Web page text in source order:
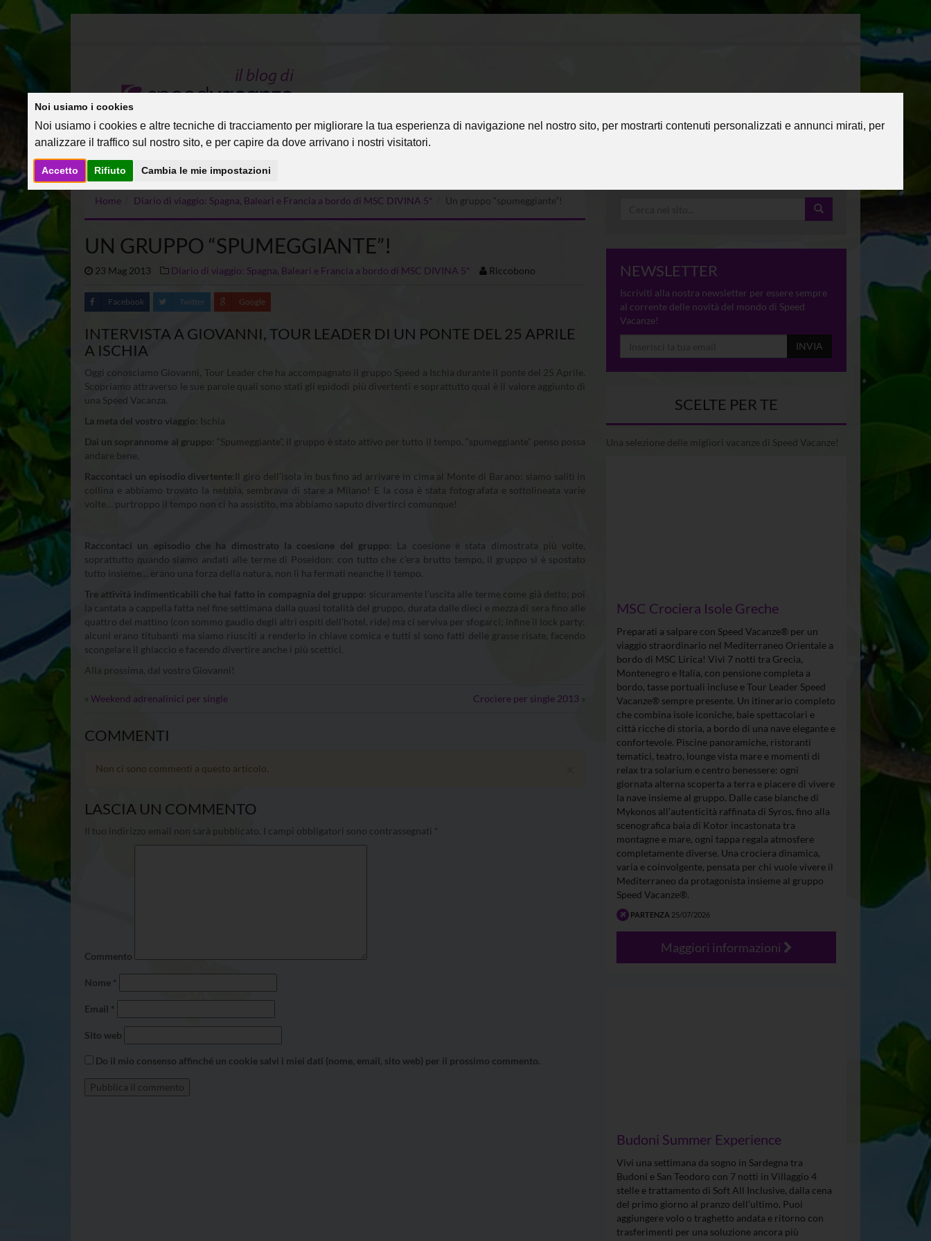
Noi usiamo i cookies
Noi usiamo i cookies e altre tecniche di tracciamento per migliorare la tua esperienza di navigazione nel nostro sito, per mostrarti contenuti personalizzati e annunci mirati, per
analizzare il traffico sul nostro sito, e per capire da dove arrivano i nostri visitatori.
Accetto Rifiuto Cambia le mie impostazioni
Home Diario di viaggio: Spagna, Baleari e Francia a bordo di MSC DIVINA 5* Un gruppo “spumeggiante”!
UN GRUPPO “SPUMEGGIANTE”!
23 Mag 2013 Diario di viaggio: Spagna, Baleari e Francia a bordo di MSC DIVINA 5* Riccobono
Facebook Twitter Google
INTERVISTA A GIOVANNI, TOUR LEADER DI UN PONTE DEL 25 APRILE
A ISCHIA
Oggi conosciamo Giovanni, Tour Leader che ha accompagnato il gruppo Speed a Ischia durante il ponte del 25 Aprile.
Scopriamo attraverso le sue parole quali sono stati gli epidodi più divertenti e soprattutto qual è il valore aggiunto di
una Speed Vacanza.
La meta del vostro viaggio: Ischia
Dai un soprannome al gruppo: “Spumeggiante”, il gruppo è stato attivo per tutto il tempo, “spumeggiante” penso possa
andare bene.
Raccontaci un episodio divertente:Il giro dell’isola in bus fino ad arrivare in cima al Monte di Barano: siamo saliti in
collina e abbiamo trovato la nebbia, sembrava di stare a Milano! E la cosa è stata fotografata e sottolineata varie
volte… purtroppo il tempo non ci ha assistito, ma abbiamo saputo divertirci comunque!
Raccontaci un episodio che ha dimostrato la coesione del gruppo: La coesione è stata dimostrata più volte,
soprattutto quando siamo andati alle terme di Poseidon: con tutto che c’era brutto tempo, il gruppo si è spostato
tutto insieme… erano una forza della natura, non li ha fermati neanche il tempo.
Tre attività indimenticabili che hai fatto in compagnia del gruppo: sicuramente l’uscita alle terme come già detto; poi
la cantata a cappella fatta nel fine settimana dalla quasi totalità del gruppo, durata dalle dieci e mezza di sera fino alle
quattro del mattino (con sommo gaudio degli altri ospiti dell’hotel, ride) ma ci serviva per sfogarci; infine il lock party:
alcuni erano titubanti ma siamo riusciti a renderlo in chiave comica e tutti si sono fatti delle grasse risate, facendo
scongelare il ghiaccio e facendo divertire anche i più scettici.
Alla prossima, dal vostro Giovanni!
« Weekend adrenalinici per single Crociere per single 2013 »
COMMENTI
Non ci sono commenti a questo articolo.
LASCIA UN COMMENTO
Il tuo indirizzo email non sarà pubblicato. I campi obbligatori sono contrassegnati *
Commento
Nome *
Email *
Sito web
Do il mio consenso affinché un cookie salvi i miei dati (nome, email, sito web) per il prossimo commento.
NEWSLETTER
Iscriviti alla nostra newsletter per essere sempre
al corrente delle novità del mondo di Speed
Vacanze!
INVIA
SCELTE PER TE
Una selezione delle migliori vacanze di Speed Vacanze!
MSC Crociera Isole Greche
Preparati a salpare con Speed Vacanze® per un
viaggio straordinario nel Mediterraneo Orientale a
bordo di MSC Lirica! Vivi 7 notti tra Grecia,
Montenegro e Italia, con pensione completa a
bordo, tasse portuali incluse e Tour Leader Speed
Vacanze® sempre presente. Un itinerario completo
che combina isole iconiche, baie spettacolari e
città ricche di storia, a bordo di una nave elegante e
confortevole. Piscine panoramiche, ristoranti
tematici, teatro, lounge vista mare e momenti di
relax tra solarium e centro benessere: ogni
giornata alterna scoperta a terra e piacere di vivere
la nave insieme al gruppo. Dalle case bianche di
Mykonos all’autenticità raffinata di Syros, fino alla
scenografica baia di Kotor incastonata tra
montagne e mare, ogni tappa regala atmosfere
completamente diverse. Una crociera dinamica,
varia e coinvolgente, pensata per chi vuole vivere il
Mediterraneo da protagonista insieme al gruppo
Speed Vacanze®.
PARTENZA 25/07/2026
Maggiori informazioni
Budoni Summer Experience
Vivi una settimana da sogno in Sardegna tra
Budoni e San Teodoro con 7 notti in Villaggio 4
stelle e trattamento di Soft All Inclusive, dalla cena
del primo giorno al pranzo dell’ultimo. Puoi
aggiungere volo o traghetto andata e ritorno con
trasferimenti per una soluzione ancora più